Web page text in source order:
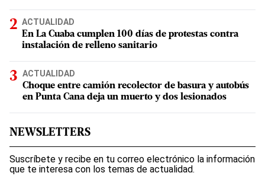
ACTUALIDAD
En La Cuaba cumplen 100 días de protestas contra
instalación de relleno sanitario
ACTUALIDAD
Choque entre camión recolector de basura y autobús
en Punta Cana deja un muerto y dos lesionados
NEWSLETTERS
Suscríbete y recibe en tu correo electrónico la información
que te interesa con los temas de actualidad.